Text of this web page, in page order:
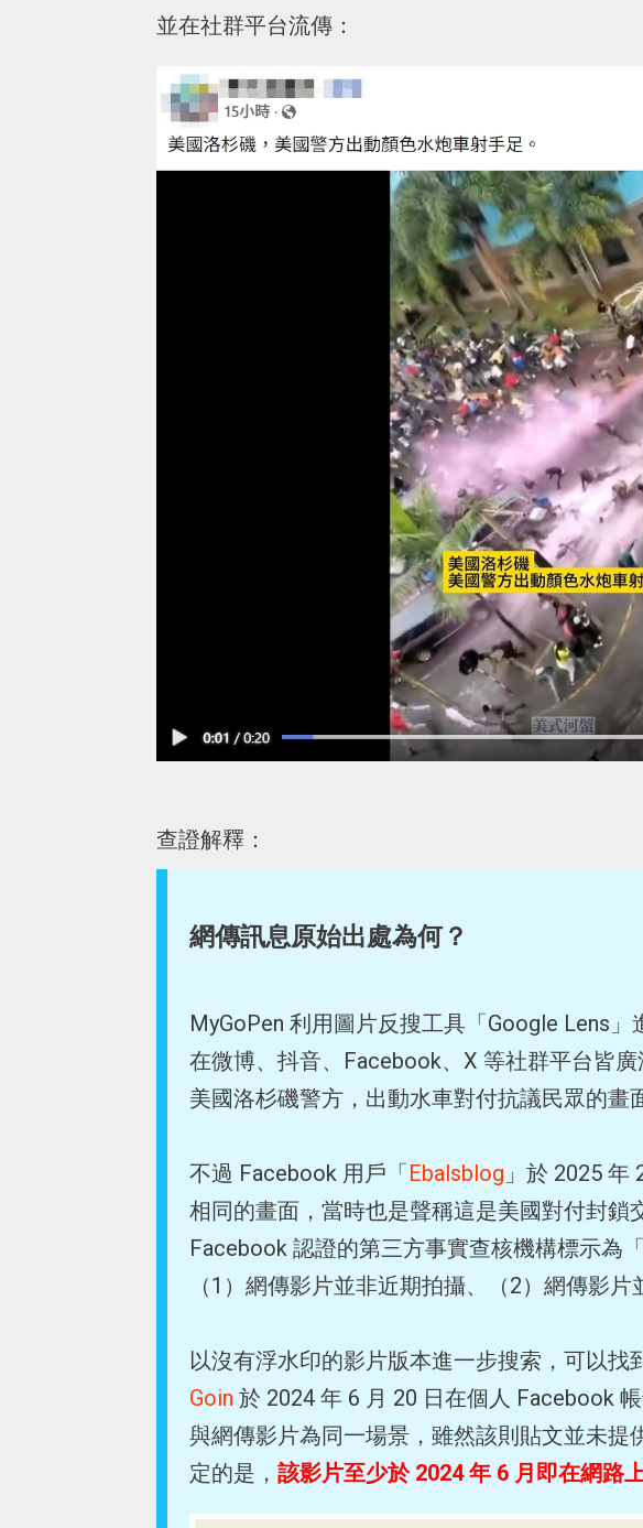
並在社群平台流傳：
查證解釋：
網傳訊息原始出處為何？
MyGoPen 利用圖片反搜工具「Google Lens
在微博、抖音、Facebook、X 等社群平台皆
美國洛杉磯警方，出動水車對付抗議民眾的畫
不過 Facebook 用戶「Ebalsblog 」於 2025 年
相同的畫面，當時也是聲稱這是美國對付封鎖
Facebook 認證的第三方事實查核機構標示為
（1）網傳影片並非近期拍攝、（2）網傳影片
以沒有浮水印的影片版本進一步搜索，可以找
Goin 於 2024 年 6 月 20 日在個人 Facebook
與網傳影片為同一場景，雖然該則貼文並未提
定的是， 該影片至少於 2024 年 6 月即在網路